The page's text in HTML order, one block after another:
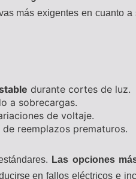
más exigentes en cuanto
durante cortes de luz.
a sobrecargas.
de voltaje.
de reemplazos prematuros.
Las opciones
en fallos eléctricos e